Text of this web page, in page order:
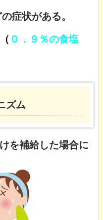
症状がある。
０．９％の食塩
ズム
を補給した場合に